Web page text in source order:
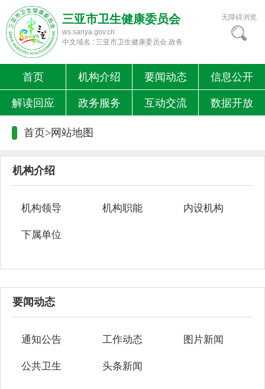
三亚市卫生健康委员会
ws.sanya.gov.cn
中文域名 : 三亚市卫生健康委员会.政务
无障碍浏览
首页 机构介绍 要闻动态 信息公开
解读回应 政务服务 互动交流 数据开放
首页>网站地图
机构介绍
机构领导 机构职能 内设机构
下属单位
要闻动态
通知公告 工作动态 图片新闻
公共卫生 头条新闻